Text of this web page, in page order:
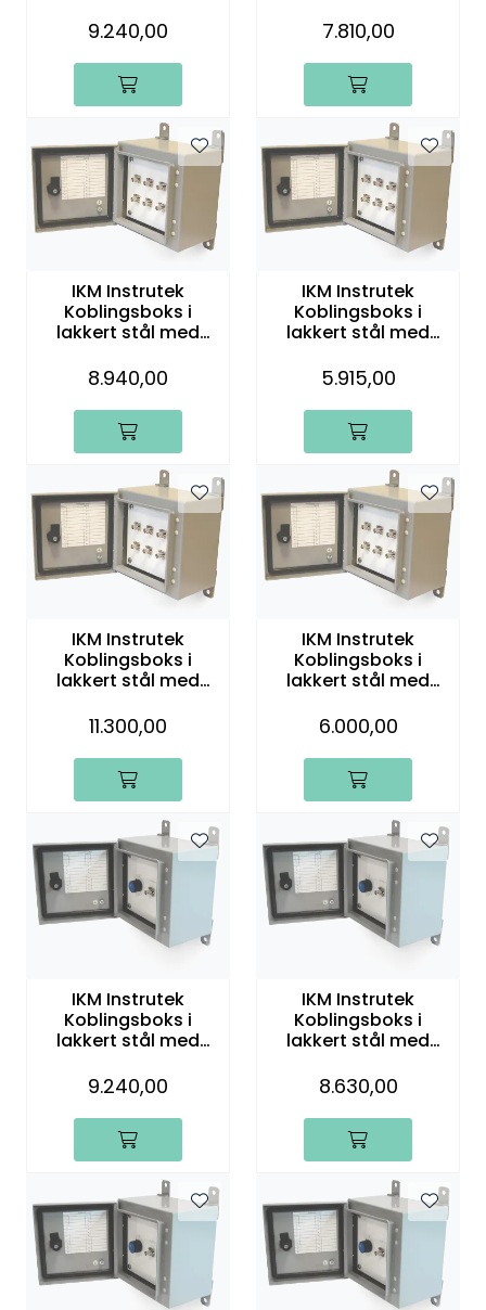
kanaler
9.240,00
kanaler
7.810,00
IKM Instrutek
Koblingsboks i
lakkert stål med
kanaler
8.940,00
IKM Instrutek
Koblingsboks i
lakkert stål med
kanaler
5.915,00
IKM Instrutek
Koblingsboks i
lakkert stål med
kanaler
11.300,00
IKM Instrutek
Koblingsboks i
lakkert stål med
kanaler
6.000,00
IKM Instrutek
Koblingsboks i
lakkert stål med
kanaler
9.240,00
IKM Instrutek
Koblingsboks i
lakkert stål med
kanaler
8.630,00